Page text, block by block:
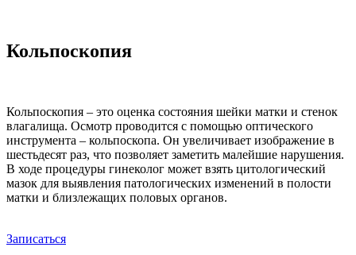
Кольпоскопия
Кольпоскопия – это оценка состояния шейки матки и стенок
влагалища. Осмотр проводится с помощью оптического
инструмента – кольпоскопа. Он увеличивает изображение в
шестьдесят раз, что позволяет заметить малейшие нарушения.
В ходе процедуры гинеколог может взять цитологический
мазок для выявления патологических изменений в полости
матки и близлежащих половых органов.
Записаться